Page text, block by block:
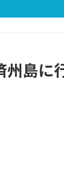
州島に